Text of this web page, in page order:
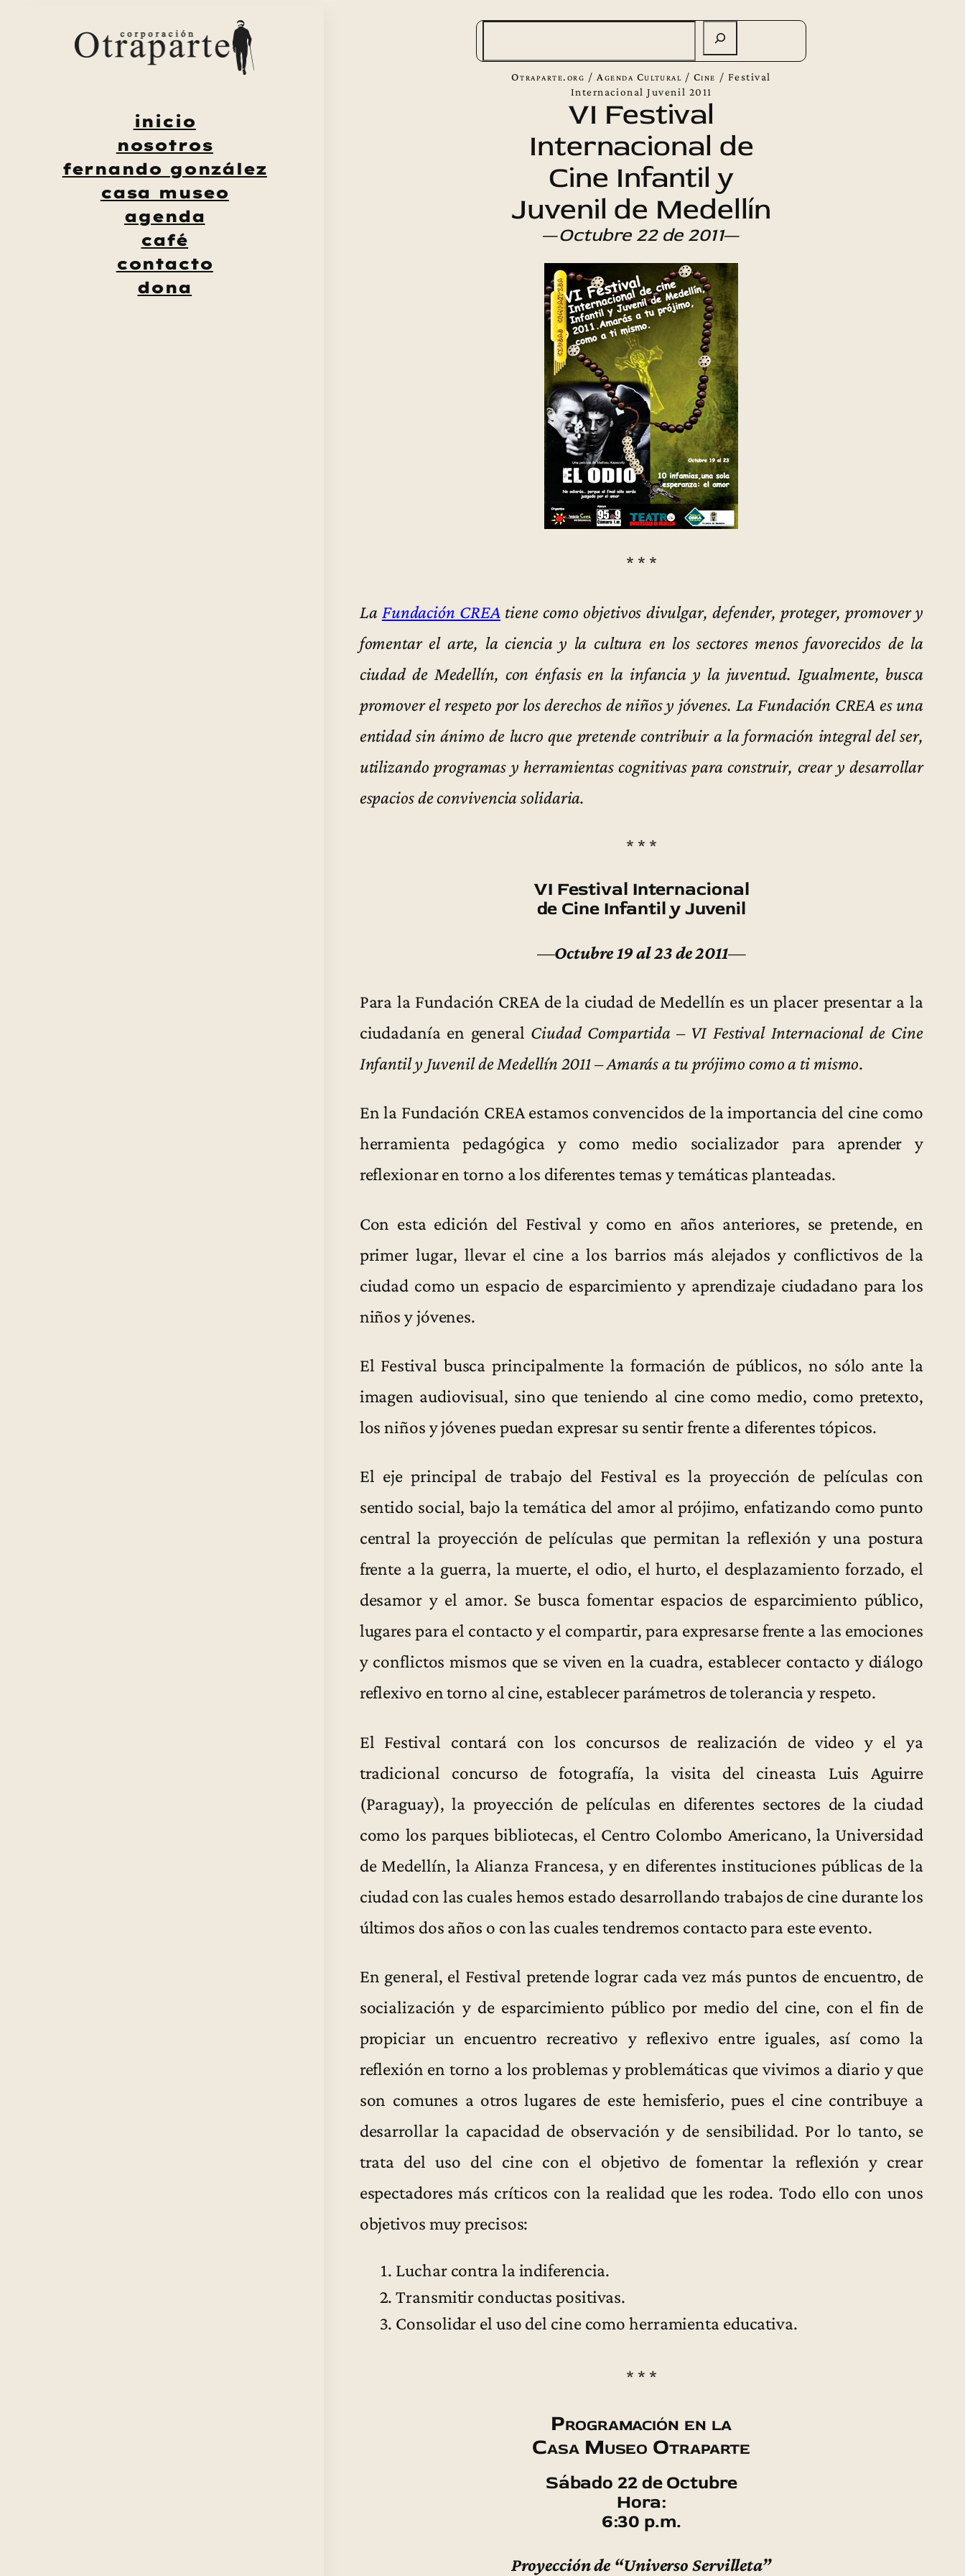
inicio
nosotros
fernando gonzález
casa museo
agenda
café
contacto
dona
Otraparte.org / Agenda Cultural / Cine / Festival
Internacional Juvenil 2011
VI Festival
Internacional de
Cine Infantil y
Juvenil de Medellín
—Octubre 22 de 2011—
* * *
La Fundación CREA tiene como objetivos divulgar, defender, proteger, promover y
fomentar el arte, la ciencia y la cultura en los sectores menos favorecidos de la
ciudad de Medellín, con énfasis en la infancia y la juventud. Igualmente, busca
promover el respeto por los derechos de niños y jóvenes. La Fundación CREA es una
entidad sin ánimo de lucro que pretende contribuir a la formación integral del ser,
utilizando programas y herramientas cognitivas para construir, crear y desarrollar
espacios de convivencia solidaria.
* * *
VI Festival Internacional
de Cine Infantil y Juvenil
—Octubre 19 al 23 de 2011—
Para la Fundación CREA de la ciudad de Medellín es un placer presentar a la
ciudadanía en general Ciudad Compartida – VI Festival Internacional de Cine
Infantil y Juvenil de Medellín 2011 – Amarás a tu prójimo como a ti mismo.
En la Fundación CREA estamos convencidos de la importancia del cine como
herramienta pedagógica y como medio socializador para aprender y
reflexionar en torno a los diferentes temas y temáticas planteadas.
Con esta edición del Festival y como en años anteriores, se pretende, en
primer lugar, llevar el cine a los barrios más alejados y conflictivos de la
ciudad como un espacio de esparcimiento y aprendizaje ciudadano para los
niños y jóvenes.
El Festival busca principalmente la formación de públicos, no sólo ante la
imagen audiovisual, sino que teniendo al cine como medio, como pretexto,
los niños y jóvenes puedan expresar su sentir frente a diferentes tópicos.
El eje principal de trabajo del Festival es la proyección de películas con
sentido social, bajo la temática del amor al prójimo, enfatizando como punto
central la proyección de películas que permitan la reflexión y una postura
frente a la guerra, la muerte, el odio, el hurto, el desplazamiento forzado, el
desamor y el amor. Se busca fomentar espacios de esparcimiento público,
lugares para el contacto y el compartir, para expresarse frente a las emociones
y conflictos mismos que se viven en la cuadra, establecer contacto y diálogo
reflexivo en torno al cine, establecer parámetros de tolerancia y respeto.
El Festival contará con los concursos de realización de video y el ya
tradicional concurso de fotografía, la visita del cineasta Luis Aguirre
(Paraguay), la proyección de películas en diferentes sectores de la ciudad
como los parques bibliotecas, el Centro Colombo Americano, la Universidad
de Medellín, la Alianza Francesa, y en diferentes instituciones públicas de la
ciudad con las cuales hemos estado desarrollando trabajos de cine durante los
últimos dos años o con las cuales tendremos contacto para este evento.
En general, el Festival pretende lograr cada vez más puntos de encuentro, de
socialización y de esparcimiento público por medio del cine, con el fin de
propiciar un encuentro recreativo y reflexivo entre iguales, así como la
reflexión en torno a los problemas y problemáticas que vivimos a diario y que
son comunes a otros lugares de este hemisferio, pues el cine contribuye a
desarrollar la capacidad de observación y de sensibilidad. Por lo tanto, se
trata del uso del cine con el objetivo de fomentar la reflexión y crear
espectadores más críticos con la realidad que les rodea. Todo ello con unos
objetivos muy precisos:
Luchar contra la indiferencia.
Transmitir conductas positivas.
Consolidar el uso del cine como herramienta educativa.
* * *
Programación en la
Casa Museo Otraparte
Sábado 22 de Octubre
Hora:
6:30 p.m.
Proyección de “Universo Servilleta”